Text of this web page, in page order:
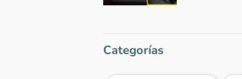
Categorías